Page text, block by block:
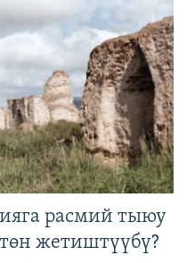
расмий тыюу
жетиштүүбү?